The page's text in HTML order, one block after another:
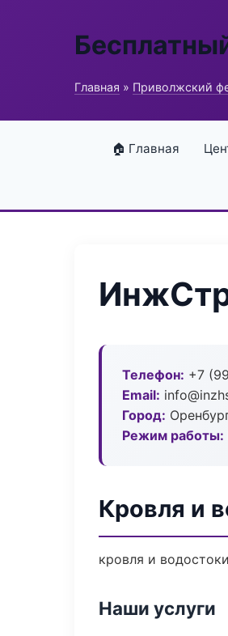
Главная » Приволжский
🏠 Главная
Телефон: +7
Email:
Город:
Режим работы:
Кровля и
кровля и
Наши услуги